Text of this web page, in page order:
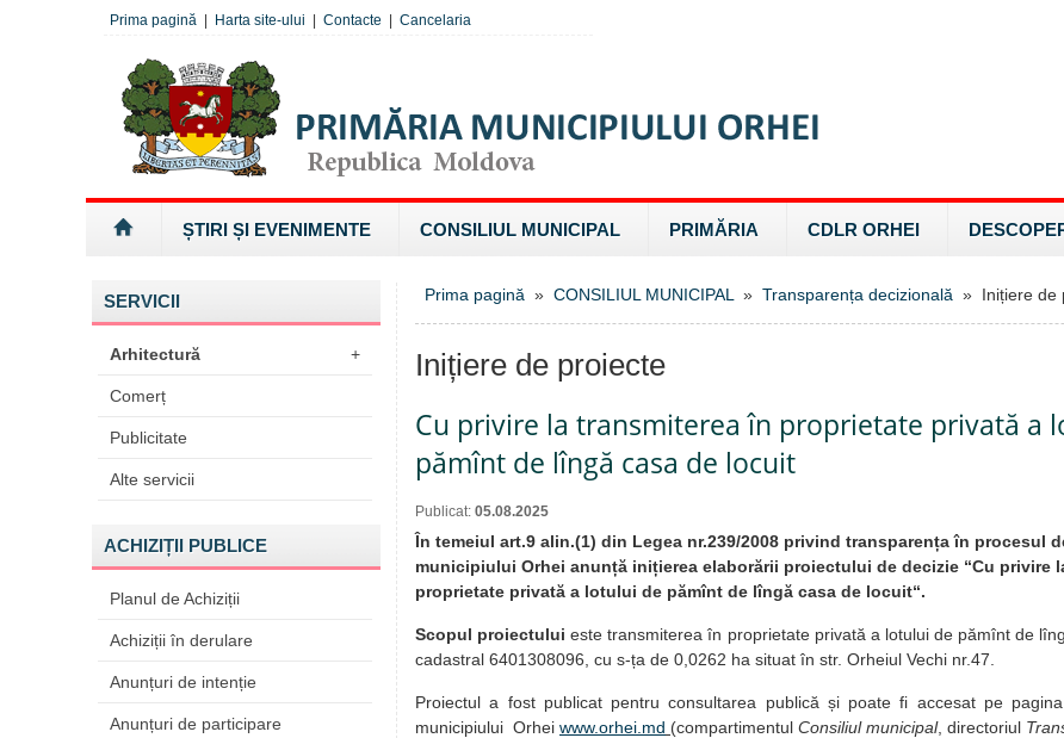
Prima pagină Harta site-ului Contacte Cancelaria
ȘTIRI ȘI EVENIMENTE CONSILIUL MUNICIPAL PRIMĂRIA CDLR ORHEI
SERVICII
Arhitectură +
Comerț
Publicitate
Alte servicii
ACHIZIȚII PUBLICE
Planul de Achiziții
Achiziții în derulare
Anunțuri de intenție
Anunțuri de participare
Prima pagină » CONSILIUL MUNICIPAL » Transparența decizională » Inițiere de
Inițiere de proiecte
Cu privire la transmiterea în proprietate privată a
pămînt de lîngă casa de locuit
Publicat: 05.08.2025
În temeiul art.9 alin.(1) din Legea nr.239/2008 privind transparența în procesul
municipiului Orhei anunță inițierea elaborării proiectului de decizie “Cu privire
proprietate privată a lotului de pămînt de lîngă casa de locuit“.
Scopul proiectului este transmiterea în proprietate privată a lotului de pămînt de
cadastral 6401308096, cu s-ța de 0,0262 ha situat în str. Orheiul Vechi nr.47.
Proiectul a fost publicat pentru consultarea publică și poate fi accesat pe
municipiului Orhei www.orhei.md (compartimentul Consiliul municipal, directoriul